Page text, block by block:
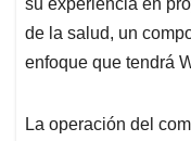
su experiencia en
de la salud, un
enfoque que tendrá
La operación del